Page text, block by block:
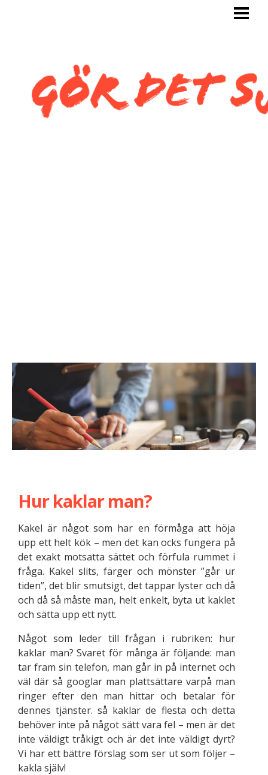
KAKLA SJÄLV
KAKLA TOALETT
Hur kaklar man?
Kakel är något som har en förmåga att höja
upp ett helt kök – men det kan ocks fungera på
det exakt motsatta sättet och förfula rummet i
fråga. Kakel slits, färger och mönster ”går ur
tiden”, det blir smutsigt, det tappar lyster och då
och då så måste man, helt enkelt, byta ut kaklet
och sätta upp ett nytt.
Något som leder till frågan i rubriken: hur
kaklar man? Svaret för många är följande: man
tar fram sin telefon, man går in på internet och
väl där så googlar man plattsättare varpå man
ringer efter den man hittar och betalar för
dennes tjänster. så kaklar de flesta och detta
behöver inte på något sätt vara fel – men är det
inte väldigt tråkigt och är det inte väldigt dyrt?
Vi har ett bättre förslag som ser ut som följer –
kakla själv!